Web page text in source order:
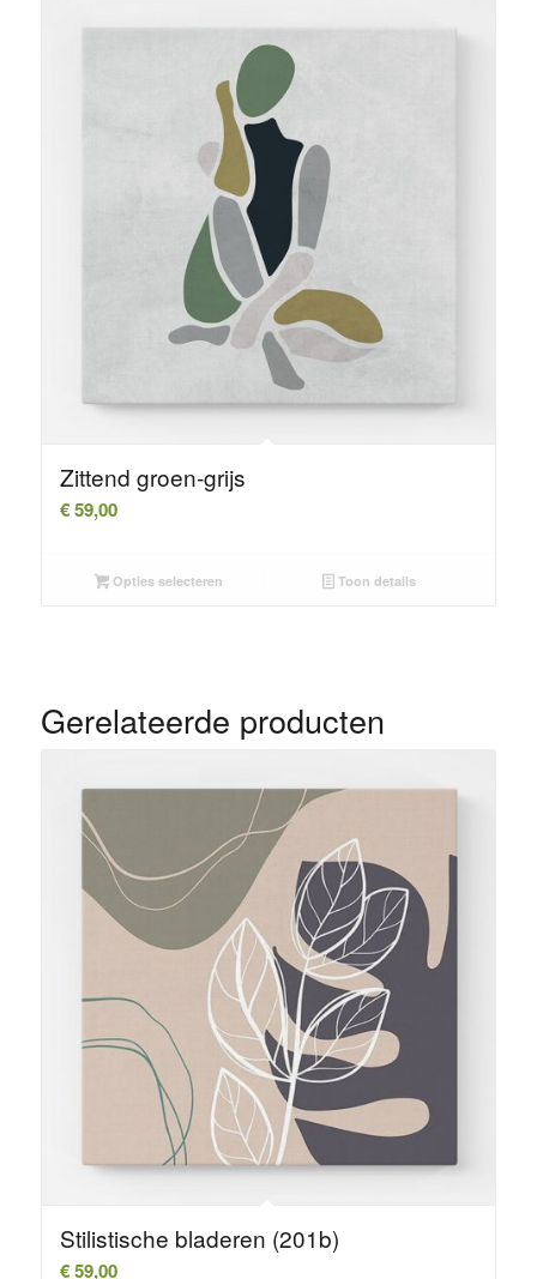
Zittend groen-grijs
€59,00
Opties selecteren Toon details
Gerelateerde producten
Stilistische bladeren (201b)
€59,00